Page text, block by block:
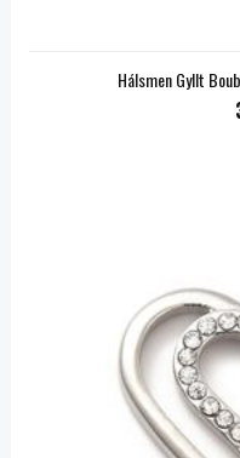
Hálsmen Gyllt